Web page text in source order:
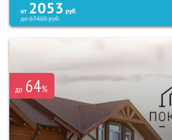
от 2053 руб.
до67400руб.
до 64%